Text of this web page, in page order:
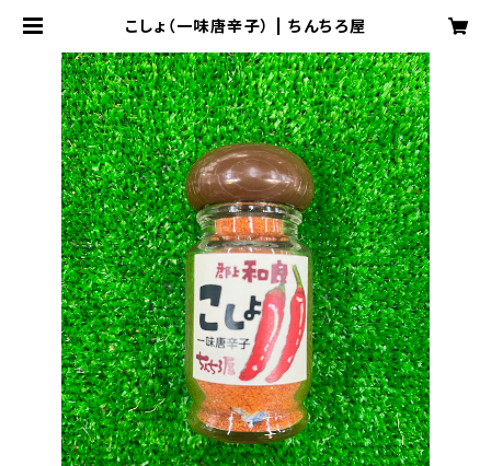
こしょ（一味唐辛子） | ちんちろ屋